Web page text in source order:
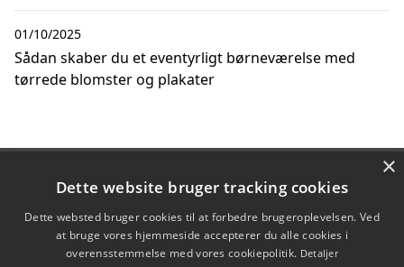
Sådan skaber du et eventyrligt børneværelse med
tørrede blomster og plakater
01/10/2025
Forside
Om / kontakt Blog Betingelser
×
Dette website bruger tracking cookies
Dette websted bruger cookies til at forbedre brugeroplevelsen. Ved
at bruge vores hjemmeside accepterer du alle cookies i
overensstemmelse med vores cookiepolitik. Detaljer